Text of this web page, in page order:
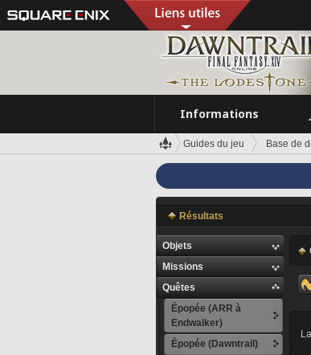
Informations
Guides du jeu Base de
Résultats
Objets
Missions
Quêtes
Épopée (ARR à
Endwalker)
Épopée (Dawntrail)